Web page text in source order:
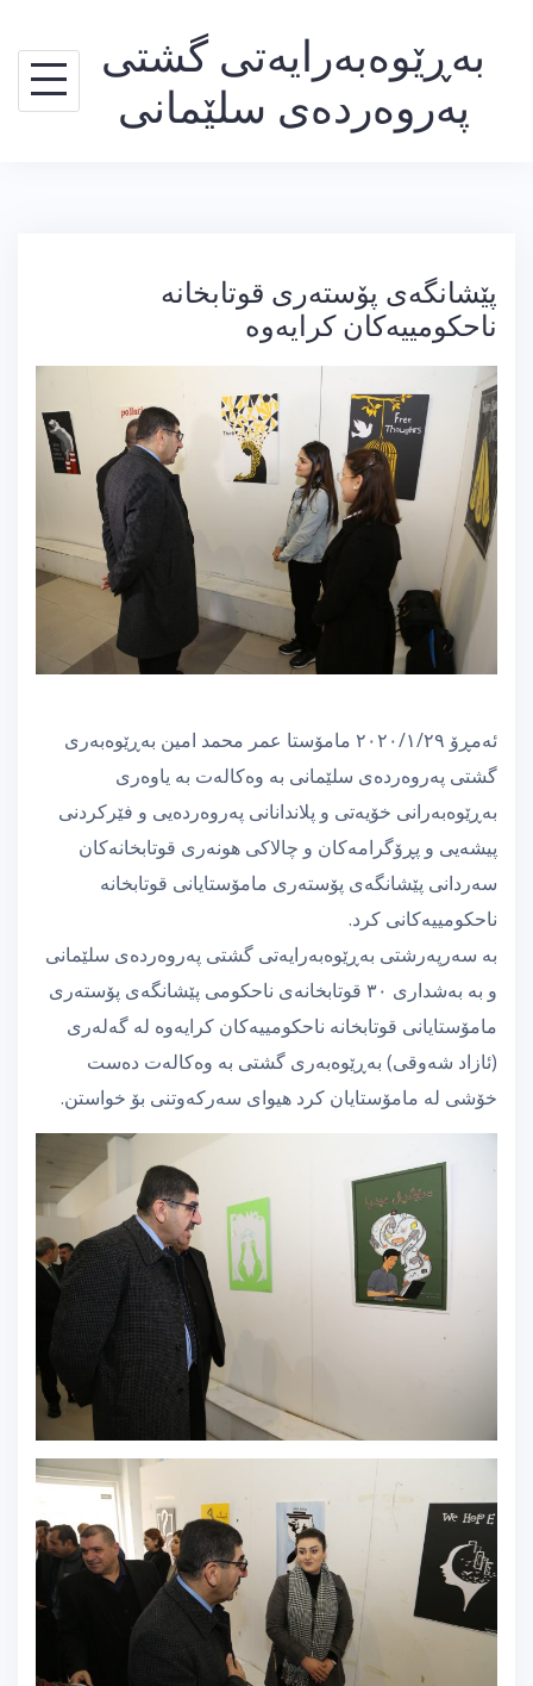
بەڕێوەبەرایەتی گشتی
پەروەردەی سلێمانی
پێشانگەی پۆستەری قوتابخانە
ناحکومییەکان کرایەوە
ئەمڕۆ ٢٠٢٠/١/٢٩ مامۆستا عمر محمد امین بەڕێوەبەری
گشتی پەروەردەی سلێمانی بە وەکالەت بە یاوەری
بەڕێوەبەرانی خۆیەتی و پلاندانانی پەروەردەیی و فێرکردنی
پیشەیی و پڕۆگرامەکان و چالاکی هونەری قوتابخانەکان
سەردانی پێشانگەی پۆستەری مامۆستایانی قوتابخانە
ناحکومییەکانی کرد.
بە سەرپەرشتی بەڕێوەبەرایەتی گشتی پەروەردەی سلێمانی
و بە بەشداری ٣٠ قوتابخانەی ناحکومی پێشانگەی پۆستەری
مامۆستایانی قوتابخانە ناحکومییەکان کرایەوە لە گەلەری
(ئازاد شەوقی) بەڕێوەبەری گشتی بە وەکالەت دەست
خۆشی لە مامۆستایان کرد هیوای سەرکەوتنی بۆ خواستن.